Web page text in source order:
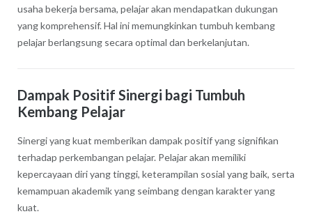
usaha bekerja bersama, pelajar akan mendapatkan dukungan
yang komprehensif. Hal ini memungkinkan tumbuh kembang
pelajar berlangsung secara optimal dan berkelanjutan.
Dampak Positif Sinergi bagi Tumbuh
Kembang Pelajar
Sinergi yang kuat memberikan dampak positif yang signifikan
terhadap perkembangan pelajar. Pelajar akan memiliki
kepercayaan diri yang tinggi, keterampilan sosial yang baik, serta
kemampuan akademik yang seimbang dengan karakter yang
kuat.